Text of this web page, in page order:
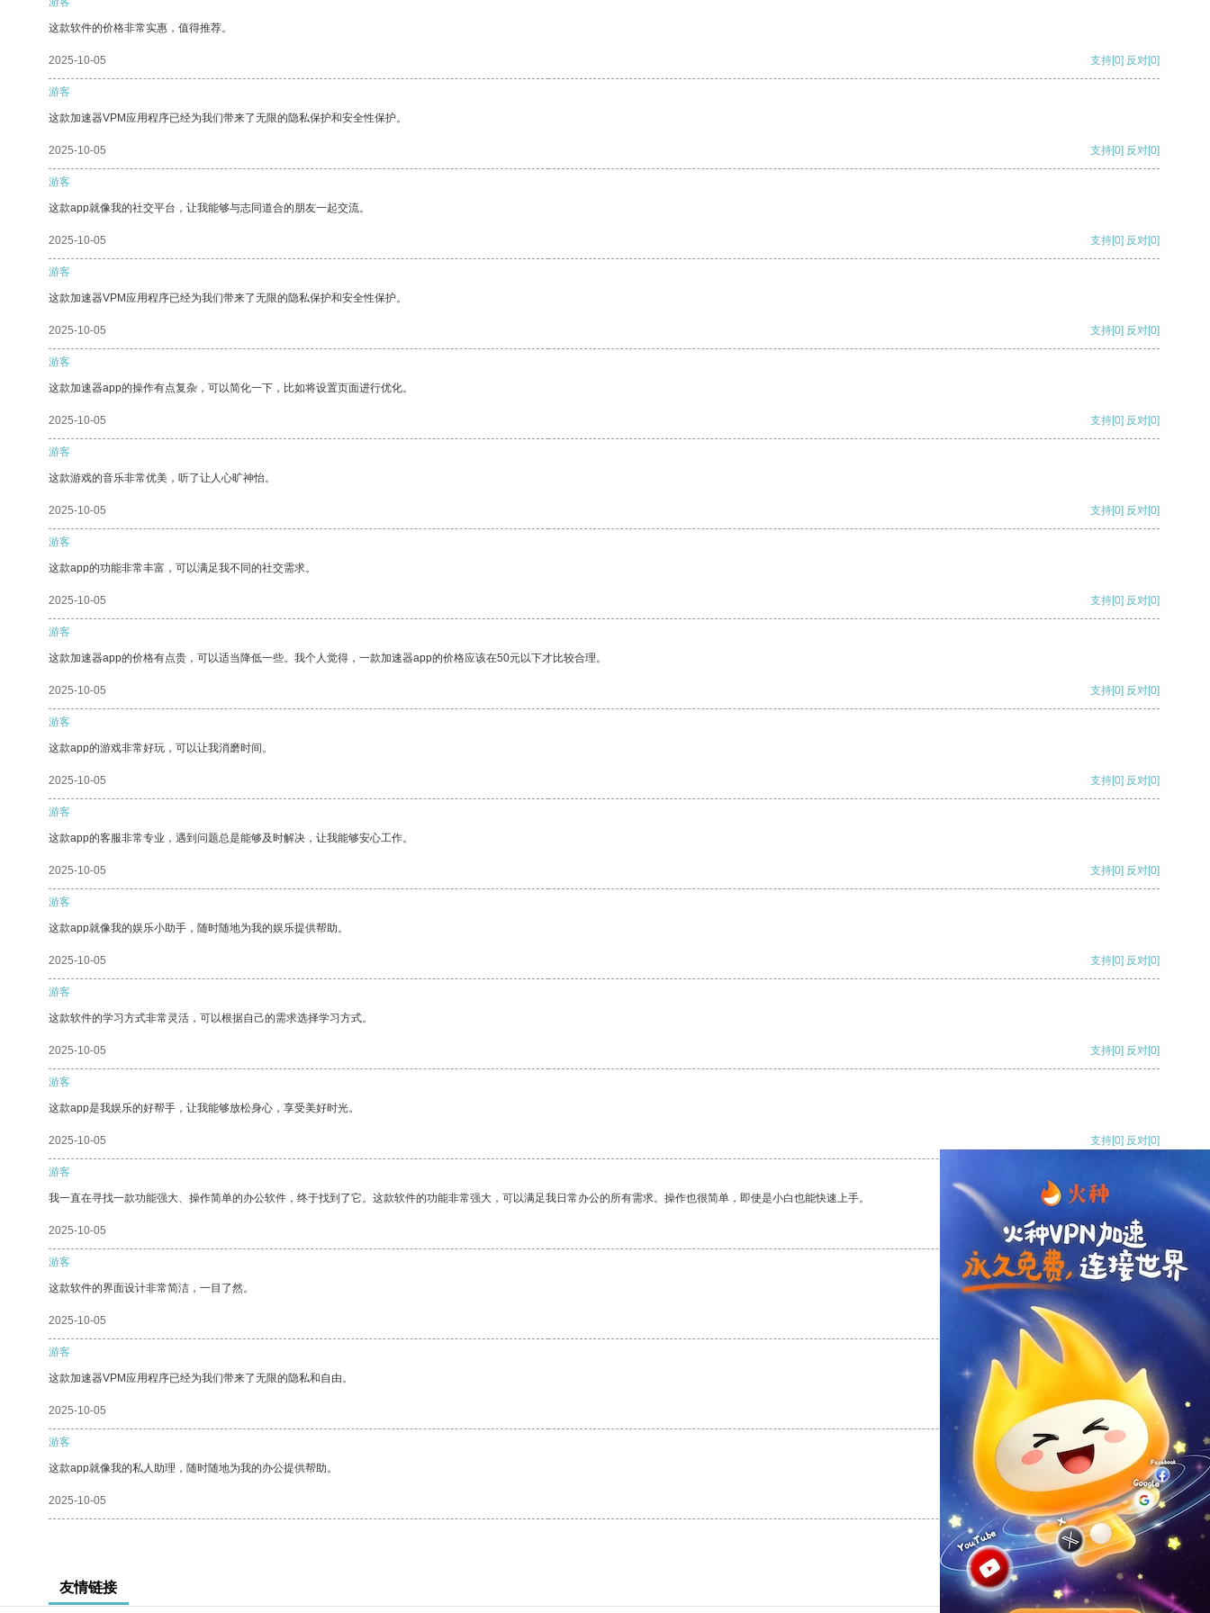
这款软件的价格非常实惠，值得推荐。
2025-10-05 支持[0] 反对[0]
游客
这款加速器VPM应用程序已经为我们带来了无限的隐私保护和安全性保护。
2025-10-05 支持[0] 反对[0]
游客
这款app就像我的社交平台，让我能够与志同道合的朋友一起交流。
2025-10-05 支持[0] 反对[0]
游客
这款加速器VPM应用程序已经为我们带来了无限的隐私保护和安全性保护。
2025-10-05 支持[0] 反对[0]
游客
这款加速器app的操作有点复杂，可以简化一下，比如将设置页面进行优化。
2025-10-05 支持[0] 反对[0]
游客
这款游戏的音乐非常优美，听了让人心旷神怡。
2025-10-05 支持[0] 反对[0]
游客
这款app的功能非常丰富，可以满足我不同的社交需求。
2025-10-05 支持[0] 反对[0]
游客
这款加速器app的价格有点贵，可以适当降低一些。我个人觉得，一款加速器app的价格应该在50元以下才比较合理。
2025-10-05 支持[0] 反对[0]
游客
这款app的游戏非常好玩，可以让我消磨时间。
2025-10-05 支持[0] 反对[0]
游客
这款app的客服非常专业，遇到问题总是能够及时解决，让我能够安心工作。
2025-10-05 支持[0] 反对[0]
游客
这款app就像我的娱乐小助手，随时随地为我的娱乐提供帮助。
2025-10-05 支持[0] 反对[0]
游客
这款软件的学习方式非常灵活，可以根据自己的需求选择学习方式。
2025-10-05 支持[0] 反对[0]
游客
这款app是我娱乐的好帮手，让我能够放松身心，享受美好时光。
2025-10-05 支持[0] 反对[0]
游客
我一直在寻找一款功能强大、操作简单的办公软件，终于找到了它。这款软件的功能非常强大，可以满足我日常办公的所有需求。操作也很简单，即使是小白也能快速上手。
2025-10-05 支持[0] 反对
游客
这款软件的界面设计非常简洁，一目了然。
2025-10-05 支持
游客
这款加速器VPM应用程序已经为我们带来了无限的隐私和自由。
2025-10-05 反对 [0]
游客
这款app就像我的私人助理，随时随地为我的办公提供帮助。
2025-10-05 支持[0] 反对[0]
友情链接